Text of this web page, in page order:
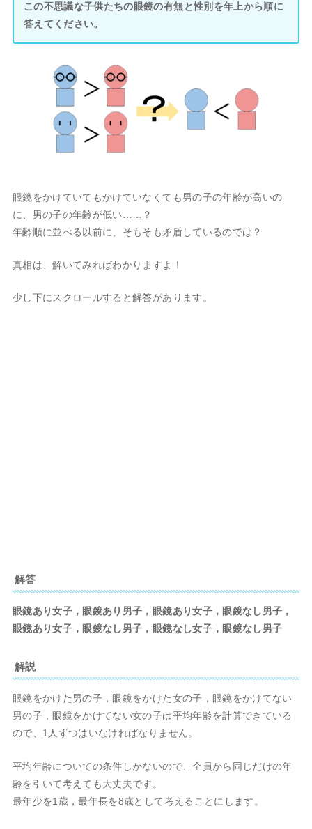
この不思議な子供たちの眼鏡の有無と性別を年上から順に
答えてください。
眼鏡をかけていてもかけていなくても男の子の年齢が高いの
に、男の子の年齢が低い……？
年齢順に並べる以前に、そもそも矛盾しているのでは？
真相は、解いてみればわかりますよ！
少し下にスクロールすると解答があります。
解答
眼鏡あり女子，眼鏡あり男子，眼鏡あり女子，眼鏡なし男子，
眼鏡あり女子，眼鏡なし男子，眼鏡なし女子，眼鏡なし男子
解説
眼鏡をかけた男の子，眼鏡をかけた女の子，眼鏡をかけてない
男の子，眼鏡をかけてない女の子は平均年齢を計算できている
ので、1人ずつはいなければなりません。
平均年齢についての条件しかないので、全員から同じだけの年
齢を引いて考えても大丈夫です。
最年少を1歳，最年長を8歳として考えることにします。